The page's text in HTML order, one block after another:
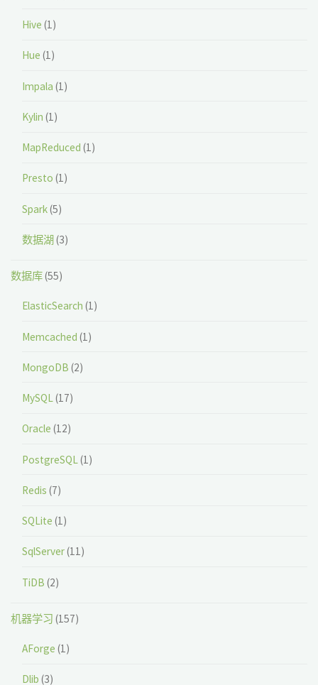
Hive (1)
Hue (1)
Impala (1)
Kylin (1)
MapReduced (1)
Presto (1)
Spark(5)
数据湖(3)
数据库(55)
ElasticSearch (1)
Memcached (1)
MongoDB (2)
MySQL(17)
Oracle (12)
PostgreSQL (1)
Redis (7)
SQLite (1)
SqlServer(11)
TiDB (2)
机器学习 (157)
AForge (1)
Dlib (3)